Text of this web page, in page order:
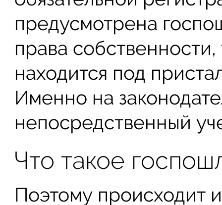
предусмотрена
права
находится под
Именно на
непосредственный
Что такое
Поэтому происходит